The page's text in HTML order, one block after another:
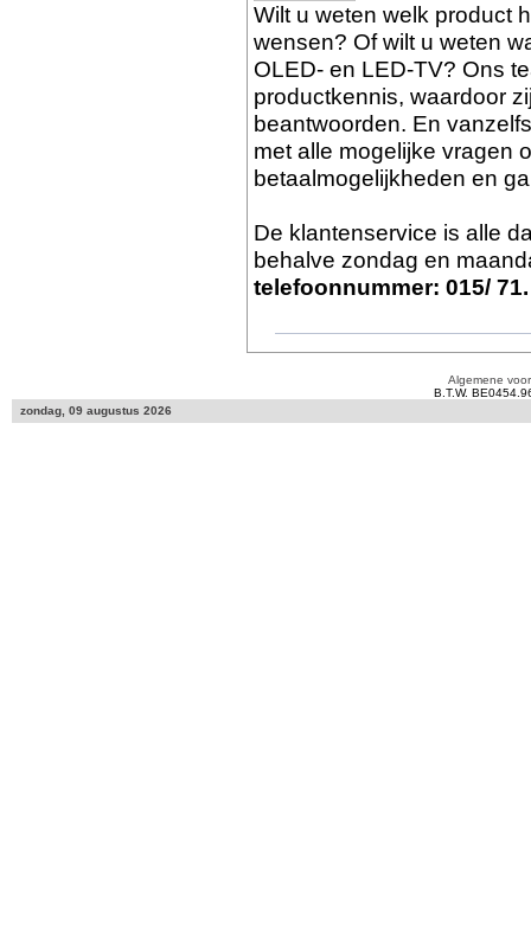
Wilt u weten welk product
wensen? Of wilt u weten
OLED- en LED-TV? Ons
productkennis, waardoor
beantwoorden. En
met alle mogelijke vragen
betaalmogelijkheden en
De klantenservice is alle
behalve zondag en
telefoonnummer: 015/
Algemene
B.T.W.
zondag, 09 augustus 2026